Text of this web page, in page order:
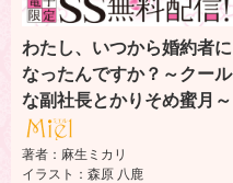
わたし、いつから婚約者に
なったんですか？～クール
な副社長とかりそめ蜜月～
著者：麻生ミカリ
イラスト：森原 八鹿